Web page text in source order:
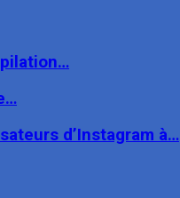
d’Instagram à…